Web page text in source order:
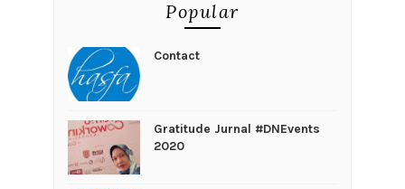
Popular
Contact
Gratitude Jurnal #DNEvents
2020